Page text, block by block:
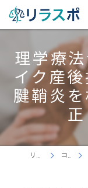
理学療
イク産
腱鞘炎
リラスポ コラム